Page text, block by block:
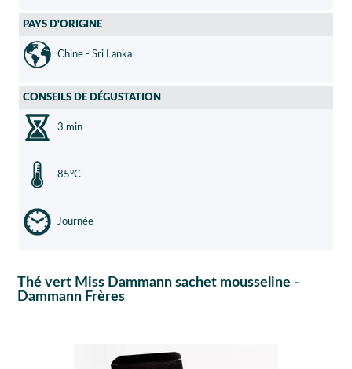
PAYS D'ORIGINE
Chine - Sri Lanka
CONSEILS DE DÉGUSTATION
3 min
85°C
Journée
Thé vert Miss Dammann sachet mousseline -
Dammann Frères